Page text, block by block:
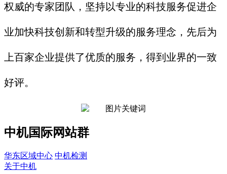
权威的专家团队，坚持以专业的科技服务促进企
业加快科技创新和转型升级的服务理念，先后为
上百家企业提供了优质的服务，得到业界的一致
好评。
中机国际网站群
华东区域中心 中机检测
关于中机